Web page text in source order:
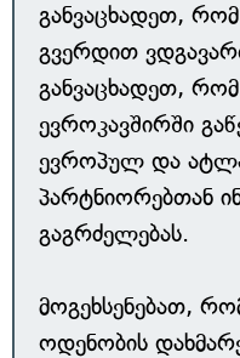
განვაცხადეთ,
გვერდით
განვაცხადეთ,
ევროკავშირში
ევროპულ და
პარტნიორებთან
გაგრძელებას.
მოგეხსენებათ,
ოდენობის